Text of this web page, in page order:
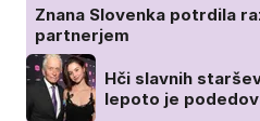
Znana Slovenka potrdila
partnerjem
Hči slavnih
lepoto je